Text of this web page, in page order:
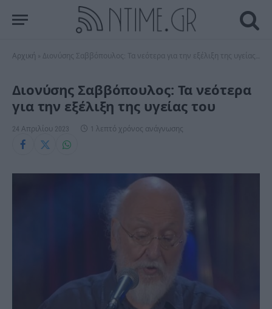
Αρχική Διονύσης Σαββόπουλος: Τα νεότερα για την εξέλιξη της υγείας του
Διονύσης Σαββόπουλος: Τα νεότερα
για την εξέλιξη της υγείας του
24 Απριλίου 2023 1 λεπτό χρόνος ανάγνωσης